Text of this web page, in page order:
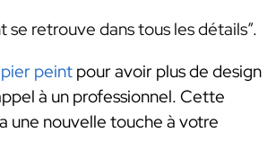
se retrouve dans tous les détails”.
peintpour avoir plus de design
à un professionnel. Cette
une nouvelle touche à votre